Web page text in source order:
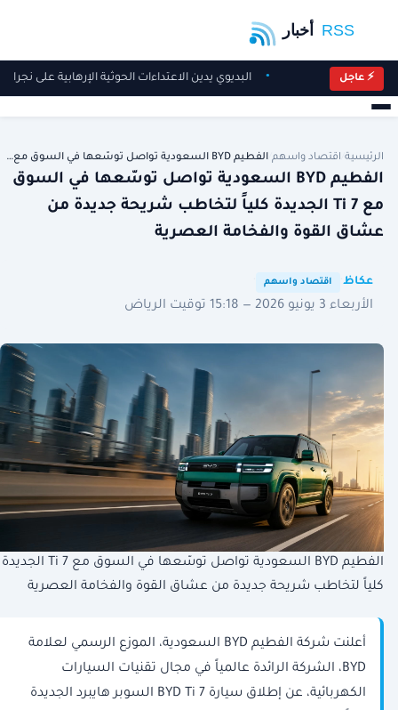
⚡ عاجل البديوي يدين الاعتداءات الحوثية الإرهابية على
الرئيسية اقتصاد واسهم الفطيم BYD السعودية تواصل توسّعها في السوق مع…
الفطيم BYD السعودية تواصل توسّعها في السوق
مع Ti 7 الجديدة كلياً لتخاطب شريحة جديدة من
عشاق القوة والفخامة العصرية
عكاظ اقتصاد واسهم
الأربعاء 3 يونيو 2026 — 15:18 توقيت الرياض
الفطيم BYD السعودية تواصل توسّعها في السوق مع Ti 7 الجديدة
كلياً لتخاطب شريحة جديدة من عشاق القوة والفخامة العصرية
أعلنت شركة الفطيم BYD السعودية، الموزع الرسمي لعلامة
BYD، الشركة الرائدة عالمياً في مجال تقنيات السيارات
الكهربائية، عن إطلاق سيارة BYD Ti 7 السوبر هايبرد الجديدة